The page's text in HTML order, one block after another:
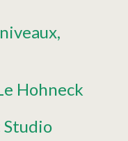
Hohneck
Studio